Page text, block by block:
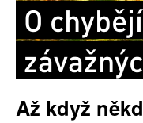
O
Až když